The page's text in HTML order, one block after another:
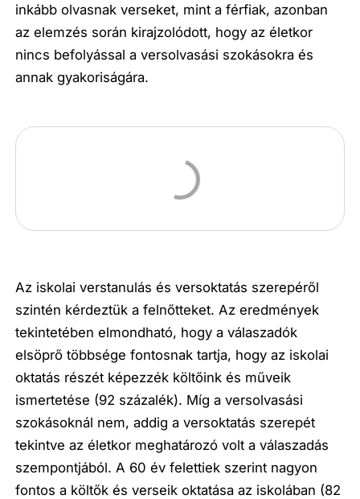
inkább olvasnak verseket, mint a férfiak, azonban
az elemzés során kirajzolódott, hogy az életkor
nincs befolyással a versolvasási szokásokra és
annak gyakoriságára.
Az iskolai verstanulás és versoktatás szerepéről
szintén kérdeztük a felnőtteket. Az eredmények
tekintetében elmondható, hogy a válaszadók
elsöprő többsége fontosnak tartja, hogy az iskolai
oktatás részét képezzék költőink és műveik
ismertetése (92 százalék). Míg a versolvasási
szokásoknál nem, addig a versoktatás szerepét
tekintve az életkor meghatározó volt a válaszadás
szempontjából. A 60 év felettiek szerint nagyon
fontos a költők és verseik oktatása az iskolában (82